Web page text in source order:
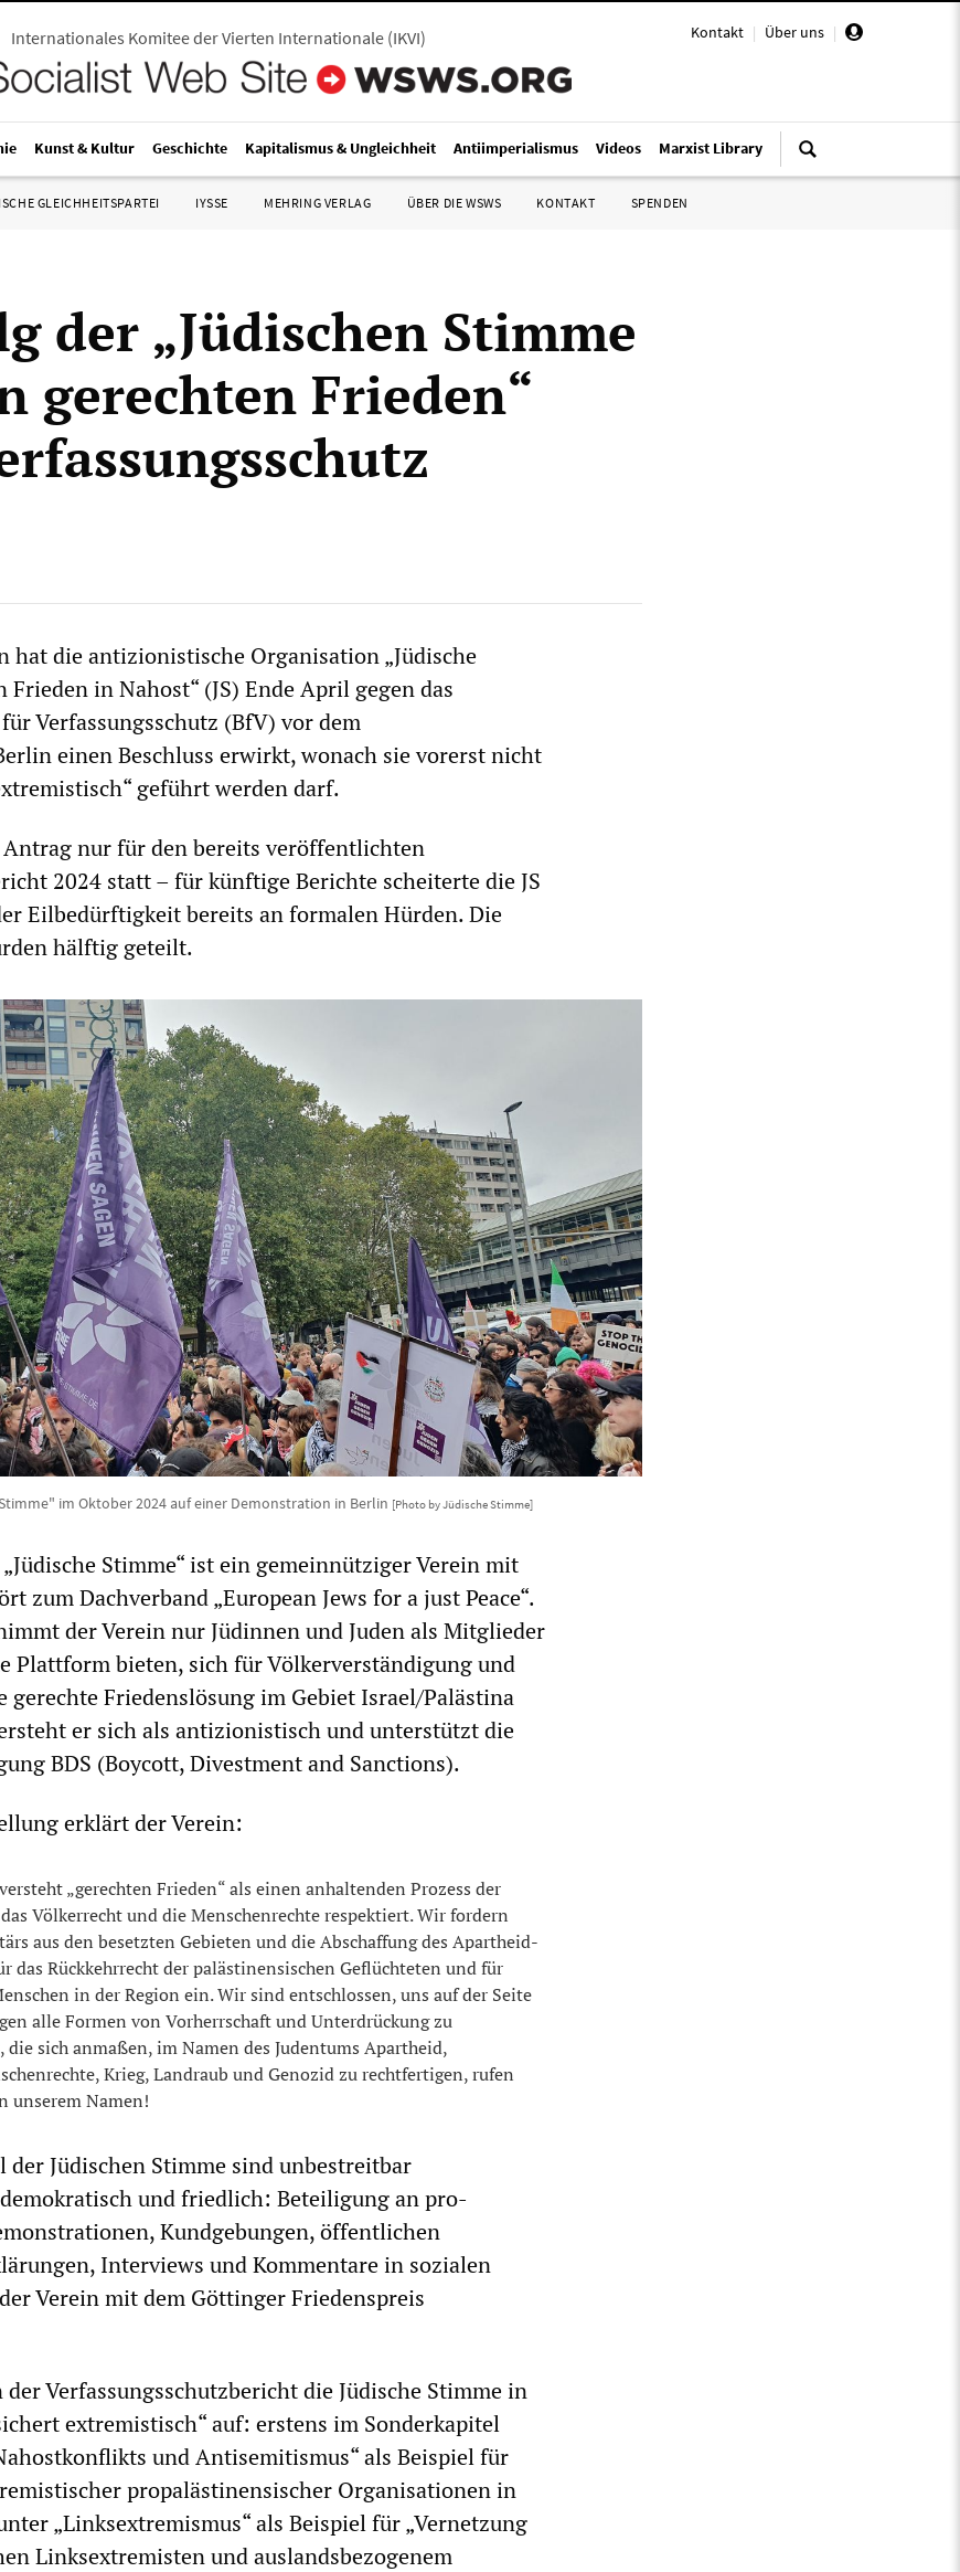
Kontakt | Über uns |
Internationales Komitee der Vierten Internationale (IKVI)
Kunst & Kultur Geschichte Kapitalismus & Ungleichheit Antiimperialismus Videos Marxist Library
GLEICHHEITSPARTEI IYSSE MEHRING VERLAG ÜBER DIE WSWS KONTAKT SPENDEN
der „Jüdischen Stimme
gerechten Frieden“
hat die antizionistische Organisation „Jüdische
in Nahost“ (JS) Ende April gegen das
Verfassungsschutz (BfV) vor dem
einen Beschluss erwirkt, wonach sie vorerst nicht
geführt werden darf.
Antrag nur für den bereits veröffentlichten
2024 statt – für künftige Berichte scheiterte die JS
Eilbedürftigkeit bereits an formalen Hürden. Die
hälftig geteilt.
im Oktober 2024 auf einer Demonstration in Berlin [Photo by Jüdische Stimme]
Stimme“ ist ein gemeinnütziger Verein mit
zum Dachverband „European Jews for a just Peace“.
der Verein nur Jüdinnen und Juden als Mitglieder
Plattform bieten, sich für Völkerverständigung und
gerechte Friedenslösung im Gebiet Israel/Palästina
er sich als antizionistisch und unterstützt die
BDS (Boycott, Divestment and Sanctions).
erklärt der Verein:
„gerechten Frieden“ als einen anhaltenden Prozess der
Völkerrecht und die Menschenrechte respektiert. Wir fordern
aus den besetzten Gebieten und die Abschaffung des Apartheid-
das Rückkehrrecht der palästinensischen Geflüchteten und für
in der Region ein. Wir sind entschlossen, uns auf der Seite
alle Formen von Vorherrschaft und Unterdrückung zu
sich anmaßen, im Namen des Judentums Apartheid,
Krieg, Landraub und Genozid zu rechtfertigen, rufen
unserem Namen!
Jüdischen Stimme sind unbestreitbar
und friedlich: Beteiligung an pro-
Kundgebungen, öffentlichen
Interviews und Kommentare in sozialen
Verein mit dem Göttinger Friedenspreis
Verfassungsschutzbericht die Jüdische Stimme in
extremistisch“ auf: erstens im Sonderkapitel
und Antisemitismus“ als Beispiel für
propalästinensischer Organisationen in
„Linksextremismus“ als Beispiel für „Vernetzung
Linksextremisten und auslandsbezogenem